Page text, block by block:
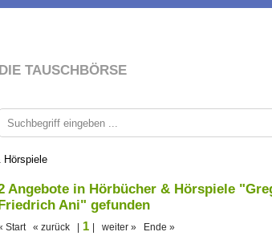
DIE TAUSCHBÖRSE
Hörspiele
Angebote in Hörbücher & Hörspiele
Ani" gefunden
Start « zurück | 1 | weiter » Ende »